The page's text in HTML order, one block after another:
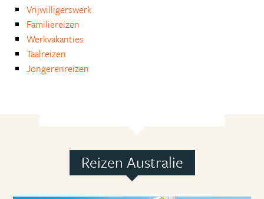
Vrijwilligerswerk
Familiereizen
Werkvakanties
Taalreizen
Jongerenreizen
Reizen Australie